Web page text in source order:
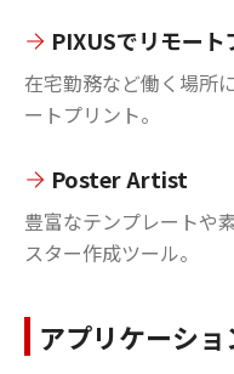
PIXUSでリモート
在宅勤務など働く場所
ートプリント。
Poster Artist
豊富なテンプレートや
スター作成ツール。
アプリケーショ